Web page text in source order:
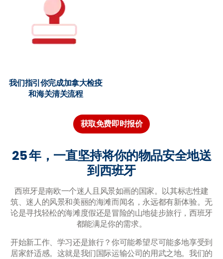
我们指引你完成加拿大检疫
和海关清关流程
获取免费即时报价
25 年，一直坚持将你的物品安全地送
到西班牙
西班牙是南欧一个迷人且风景如画的国家。以其标志性建
筑、迷人的风景和美丽的海滩而闻名，永远都有新体验。无
论是寻找轻松的海滩度假还是冒险的山地徒步旅行，西班牙
都能满足你的需求。
开始新工作、学习还是旅行？你可能希望尽可能多地享受到
居家舒适感。这就是我们国际运输公司的用武之地。我们的